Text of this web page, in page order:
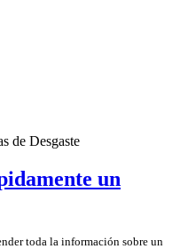
de Desgaste
un
toda la información sobre un